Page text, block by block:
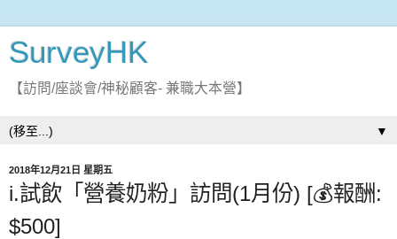
SurveyHK
【訪問/座談會/神秘顧客- 兼職大本營】
▼
2018年12月21日 星期五
i.試飲「營養奶粉」訪問(1月份) [💰報酬:
$500]